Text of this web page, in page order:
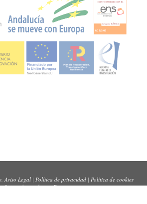
Aviso Legal| Política de privacidad| Política de cookies
Sitio web creado porPynso